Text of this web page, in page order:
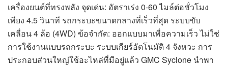
เครื่องยนต์ที่ทรงพลัง จุดเด่น: อัตราเร่ง 0-60 ไมล์ต่อชั่วโมง
เพียง 4.5 วินาที รถกระบะขนาดกลางที่เร็วที่สุด ระบบขับ
เคลื่อน 4 ล้อ (4WD) ข้อจำกัด: ออกแบบมาเพื่อความเร็ว ไม่ใช่
การใช้งานแบบรถกระบะ ระบบเกียร์อัตโนมัติ 4 จังหวะ การ
ประกอบส่วนใหญ่ใช้อะไหล่ที่มีอยู่แล้ว GMC Syclone นำพา